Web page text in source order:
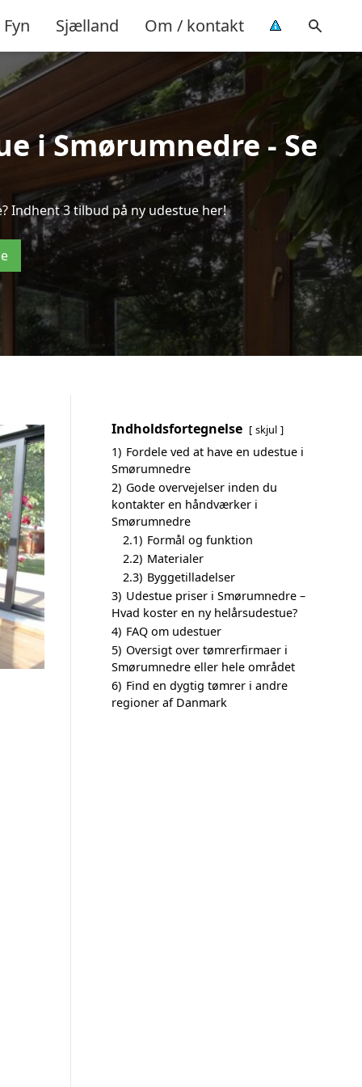
Fyn Sjælland Om / kontakt
i Smørumnedre - Se
Indhent 3 tilbud på ny udestue her!
Indholdsfortegnelse skjul
1) Fordele ved at have en udestue i
Smørumnedre
2) Gode overvejelser inden du
kontakter en håndværker i
Smørumnedre
2.1) Formål og funktion
2.2) Materialer
2.3) Byggetilladelser
3) Udestue priser i Smørumnedre –
Hvad koster en ny helårsudestue?
4) FAQ om udestuer
5) Oversigt over tømrerfirmaer i
Smørumnedre eller hele området
6) Find en dygtig tømrer i andre
regioner af Danmark